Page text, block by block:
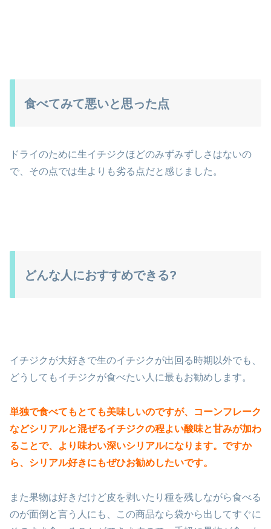
食べてみて悪いと思った点
ドライのために生イチジクほどのみずみずしさはないの
で、その点では生よりも劣る点だと感じました。
どんな人におすすめできる?
イチジクが大好きで生のイチジクが出回る時期以外でも、
どうしてもイチジクが食べたい人に最もお勧めします。
単独で食べてもとても美味しいのですが、コーンフレーク
などシリアルと混ぜるイチジクの程よい酸味と甘みが加わ
ることで、より味わい深いシリアルになります。ですか
ら、シリアル好きにもぜひお勧めしたいです。
また果物は好きだけど皮を剥いたり種を残しながら食べる
のが面倒と言う人にも、この商品なら袋から出してすぐに